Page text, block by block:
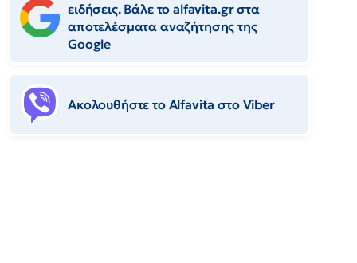
ειδήσεις. Βάλε το alfavita.gr στα
αποτελέσματα αναζήτησης της
Google
Ακολουθήστε το Αlfavita στο Viber